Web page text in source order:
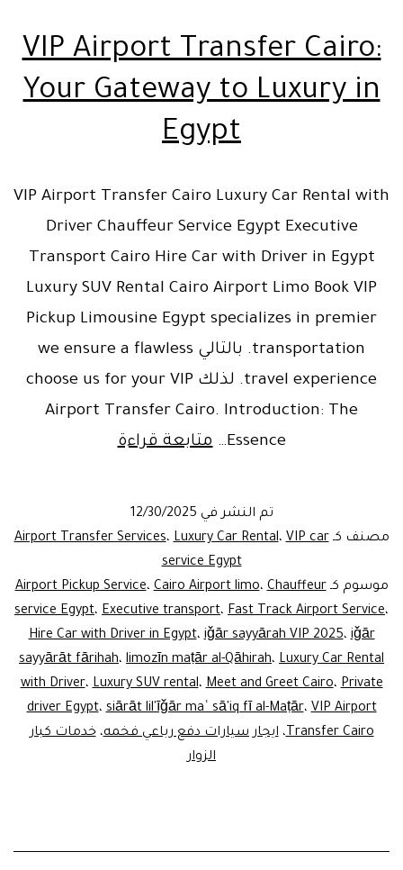
VIP Airport Transfer Cairo:
Your Gateway to Luxury in
Egypt
VIP Airport Transfer Cairo Luxury Car Rental with
Driver Chauffeur Service Egypt Executive
Transport Cairo Hire Car with Driver in Egypt
Luxury SUV Rental Cairo Airport Limo Book VIP
Pickup Limousine Egypt specializes in premier
transportation. بالتالي we ensure a flawless
travel experience. لذلك choose us for your VIP
Airport Transfer Cairo. Introduction: The
Essence…
متابعة قراءةVIP
Cairo:
Gateway
to
Luxury
in
Egypt
تم النشر في 12/30/2025
مصنف كـ
Airport Transfer Services،Luxury Car Rental،VIP car
service Egypt
موسوم كـ
Airport Pickup Service،Cairo Airport limo،Chauffeur
service Egypt، Executive transport، Fast Track Airport Service،
Hire Car with Driver in Egypt،iǧār sayyārah VIP 2025،iǧār
sayyārāt fārihah، limozīn maṭār al-Qāhirah، Luxury Car Rental
with Driver،Luxury SUV rental،Meet and Greet Cairo،Private
driver Egypt،siārāt lil'īǧār maʿ sā'iq fī al-Maṭār،VIP Airport
Transfer Cairo،ايجار سيارات دفع رباعي فخمه،خدمات كبار
الزوار